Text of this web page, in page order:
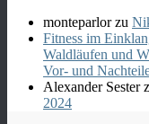
monteparlorzu
Fitness im
Waldläufen und
Vor- und
Alexander Sester
2024